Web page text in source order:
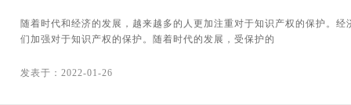
随着时代和经济的发展，越来越多的人更加注重对于知识产权的保护。经
们加强对于知识产权的保护。随着时代的发展，受保护的
发表于：2022-01-26